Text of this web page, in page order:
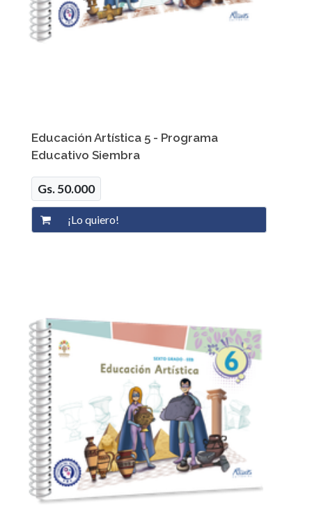
Educación Artística 5 - Programa
Educativo Siembra
Gs. 50.000